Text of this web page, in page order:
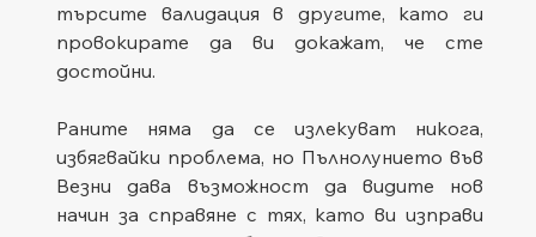
търсите валидация в другите, като ги
провокирате да ви докажат, че сте
достойни.
Раните няма да се излекуват никога,
избягвайки проблема, но Пълнолунието във
Везни дава възможност да видите нов
начин за справяне с тях, като ви изправи